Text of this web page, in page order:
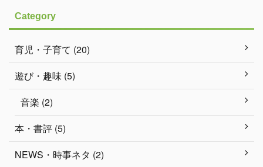
Category
育児・子育て (20)
遊び・趣味 (5)
音楽 (2)
本・書評 (5)
NEWS・時事ネタ (2)